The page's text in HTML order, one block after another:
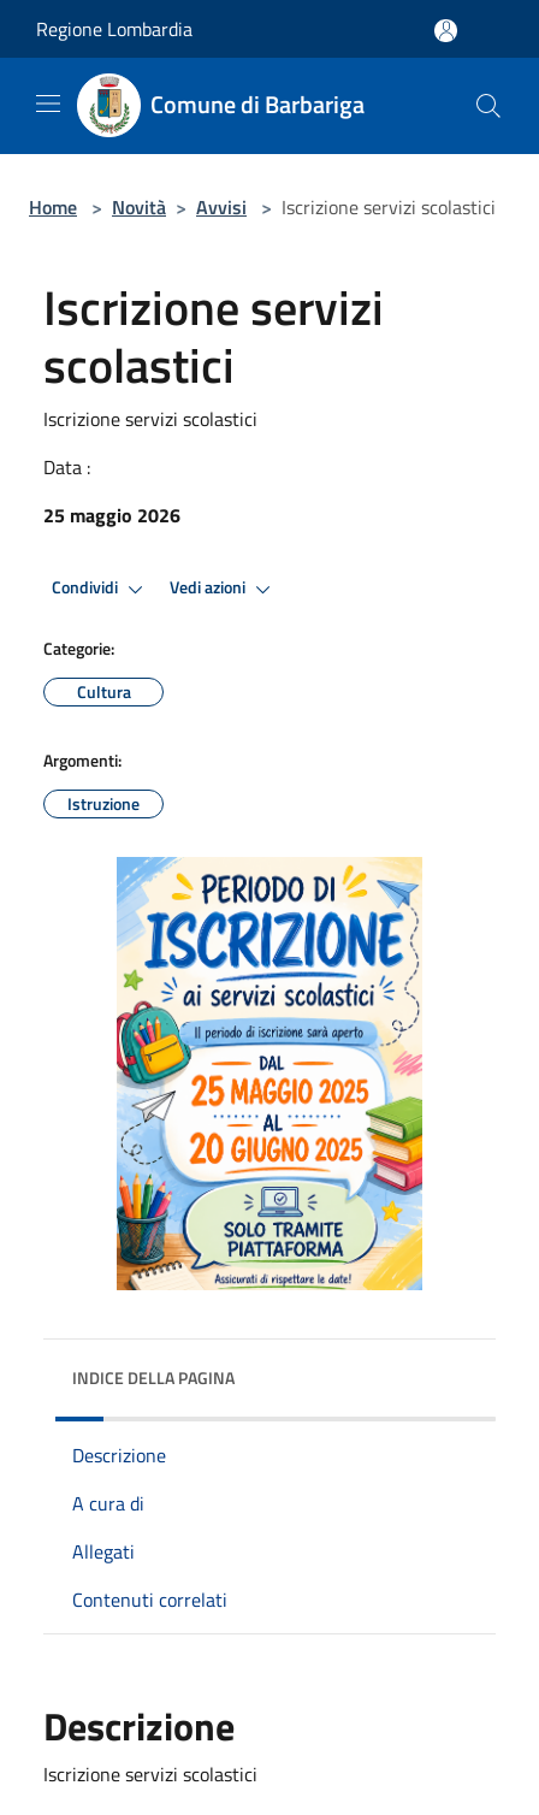
Regione Lombardia
Comune di Barbariga
Home > Novità > Avvisi > Iscrizione servizi scolastici
Iscrizione servizi
scolastici
Iscrizione servizi scolastici
Data :
25 maggio 2026
Condividi Vedi azioni
Categorie:
Cultura
Argomenti:
Istruzione
INDICE DELLA PAGINA
Descrizione
A cura di
Allegati
Contenuti correlati
Descrizione
Iscrizione servizi scolastici